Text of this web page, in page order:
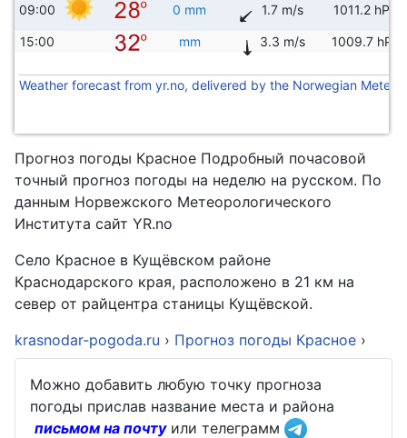
09:00 0 mm 1.7 m/s 1011.2 hPa
15:00 mm 3.3 m/s 1009.7 hPa
Weather forecast from yr.no, delivered by the Norwegian
Прогноз погоды Красное Подробный почасовой
точный прогноз погоды на неделю на русском. По
данным Норвежского Метеорологического
Института сайт YR.no
Село Красное в Кущёвском районе
Краснодарского края, расположено в 21 км на
север от райцентра станицы Кущёвской.
krasnodar-pogoda.ru › Прогноз погоды Красное ›
Можно добавить любую точку прогноза
погоды прислав название места и района
письмом на почтуили телеграмм